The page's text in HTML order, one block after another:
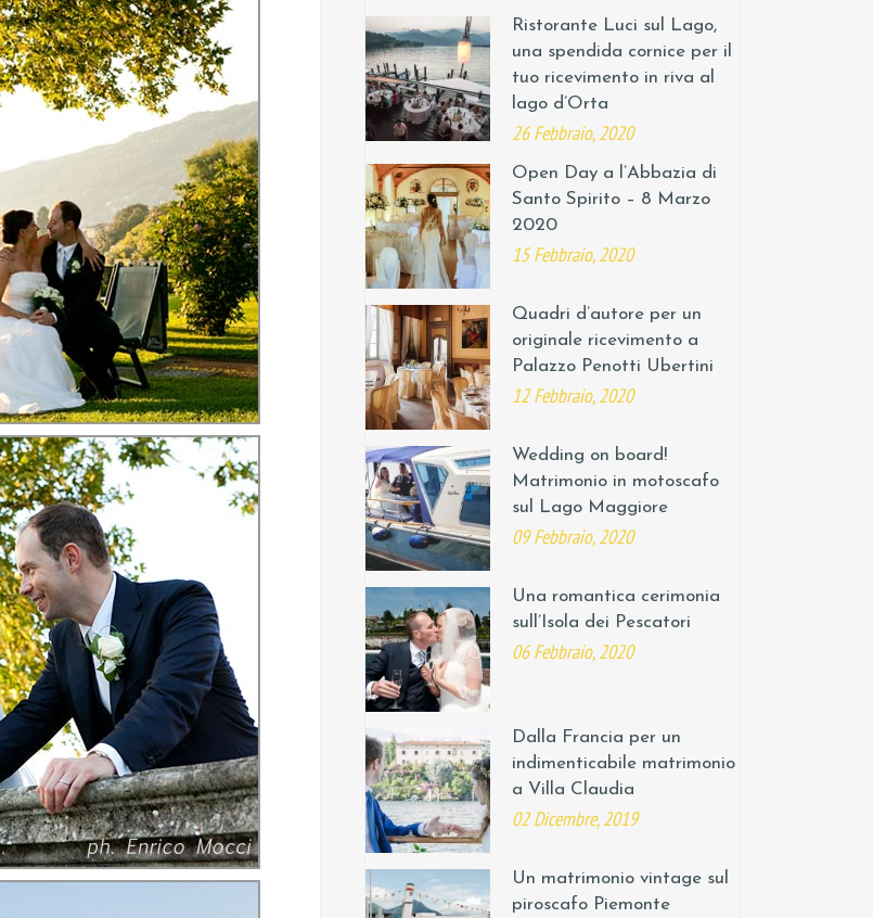
Ristorante Luci sul Lago,
una spendida cornice per il
tuo ricevimento in riva al
lago d’Orta
26 Febbraio, 2020
Open Day a l’Abbazia di
Santo Spirito – 8 Marzo
2020
15 Febbraio, 2020
Quadri d’autore per un
originale ricevimento a
Palazzo Penotti Ubertini
12 Febbraio, 2020
Wedding on board!
Matrimonio in motoscafo
sul Lago Maggiore
09 Febbraio, 2020
Una romantica cerimonia
sull’Isola dei Pescatori
06 Febbraio, 2020
Dalla Francia per un
indimenticabile matrimonio
a Villa Claudia
02 Dicembre, 2019
Un matrimonio vintage sul
piroscafo Piemonte